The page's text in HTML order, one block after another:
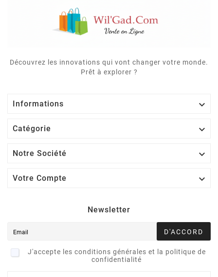
Découvrez les innovations qui vont changer votre monde.
Prêt à explorer ?
Informations 
Catégorie 
Notre Société 
Votre Compte 
Newsletter
D'ACCORD
J'accepte les conditions générales et la politique de
confidentialité